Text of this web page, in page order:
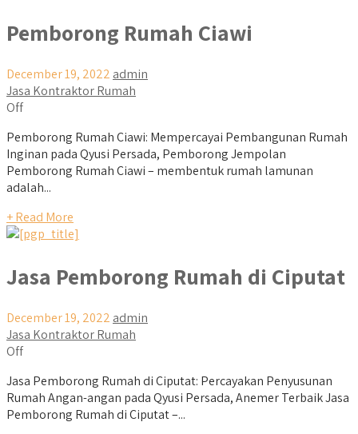
Pemborong Rumah Ciawi
December 19, 2022 admin
Jasa Kontraktor Rumah
Off
Pemborong Rumah Ciawi: Mempercayai Pembangunan Rumah
Inginan pada Qyusi Persada, Pemborong Jempolan
Pemborong Rumah Ciawi – membentuk rumah lamunan
adalah...
+ Read More
Jasa Pemborong Rumah di Ciputat
December 19, 2022 admin
Jasa Kontraktor Rumah
Off
Jasa Pemborong Rumah di Ciputat: Percayakan Penyusunan
Rumah Angan-angan pada Qyusi Persada, Anemer Terbaik Jasa
Pemborong Rumah di Ciputat –...